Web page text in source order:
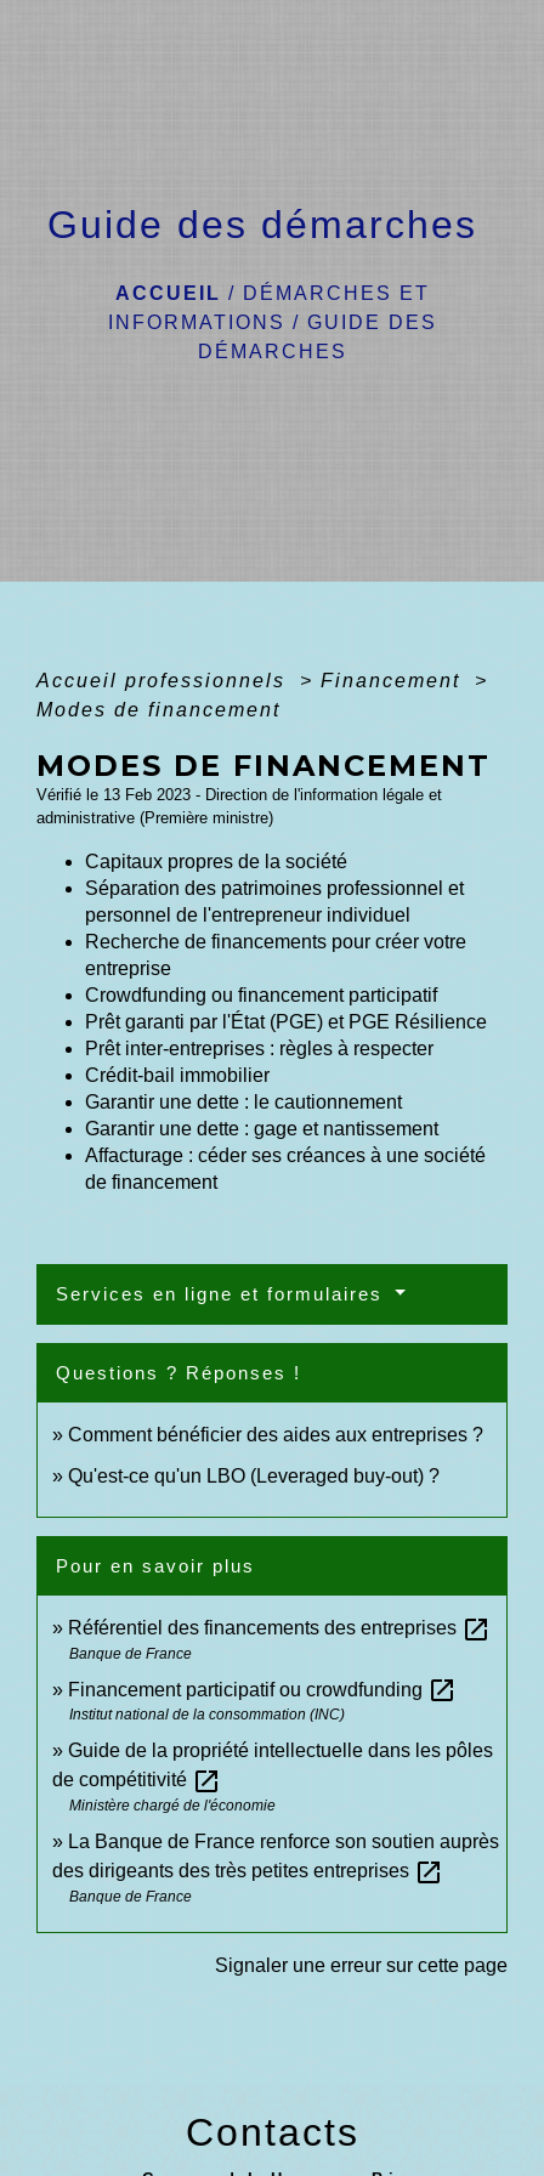
Guide des démarches
ACCUEIL / DÉMARCHES ET
INFORMATIONS / GUIDE DES
DÉMARCHES
Accueil professionnels > Financement
>
Modes de financement
MODES DE FINANCEMENT
Vérifié le 13 Feb 2023 - Direction de l'information légale et
administrative (Première ministre)
Capitaux propres de la société
Séparation des patrimoines professionnel et
personnel de l'entrepreneur individuel
Recherche de financements pour créer votre
entreprise
Crowdfunding ou financement participatif
Prêt garanti par l'État (PGE) et PGE Résilience
Prêt inter-entreprises : règles à respecter
Crédit-bail immobilier
Garantir une dette : le cautionnement
Garantir une dette : gage et nantissement
Affacturage : céder ses créances à une société
de financement
Services en ligne et formulaires
Questions ? Réponses !
Comment bénéficier des aides aux entreprises ?
Qu'est-ce qu'un LBO (Leveraged buy-out) ?
Pour en savoir plus
Référentiel des financements des entreprises open_in_new
Banque de France
Financement participatif ou crowdfunding open_in_new
Institut national de la consommation (INC)
Guide de la propriété intellectuelle dans les pôles
de compétitivité open_in_new
Ministère chargé de l'économie
La Banque de France renforce son soutien auprès
des dirigeants des très petites entreprises open_in_new
Banque de France
Signaler une erreur sur cette page
Contacts